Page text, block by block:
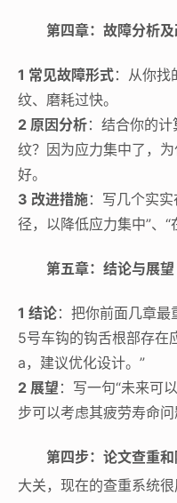
第四章：故障分析
1 常见故障形式：从你找
纹、磨耗过快。
2 原因分析：结合你的
纹？因为应力集中了，
好。
3 改进措施：写几个实
径，以降低应力集中”、“
第五章：结论与展望
1 结论：把你前面几章
5号车钩的钩舌根部存在
a，建议优化设计。”
2 展望 ：写一句“未来可
步可以考虑其疲劳寿命问
第四步：论文查重
大关，现在的查重系统